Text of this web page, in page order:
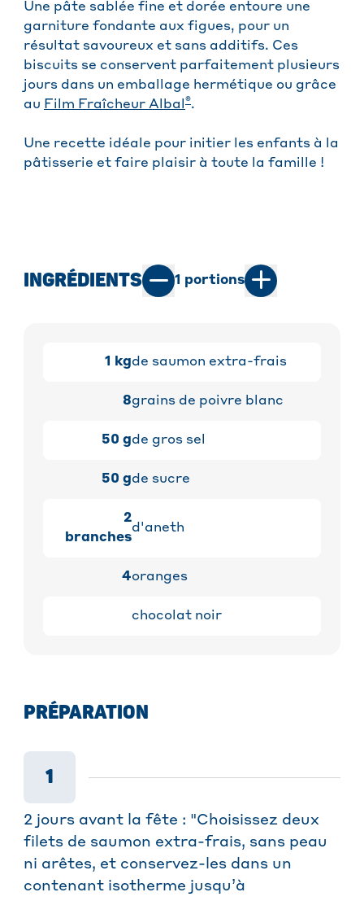
Une pâte sablée fine et dorée entoure une
garniture fondante aux figues, pour un
résultat savoureux et sans additifs. Ces
biscuits se conservent parfaitement plusieurs
jours dans un emballage hermétique ou grâce
au Film Fraîcheur Albal ®.
Une recette idéale pour initier les enfants à la
pâtisserie et faire plaisir à toute la famille !
INGRÉDIENTS 1 portions
1 kgde saumon extra-frais
8grains de poivre blanc
50 gde gros sel
50 gde sucre
2
branches
d'aneth
4oranges
chocolat noir
PRÉPARATION
1
2 jours avant la fête : "Choisissez deux
filets de saumon extra-frais, sans peau
ni arêtes, et conservez-les dans un
contenant isotherme jusqu’à